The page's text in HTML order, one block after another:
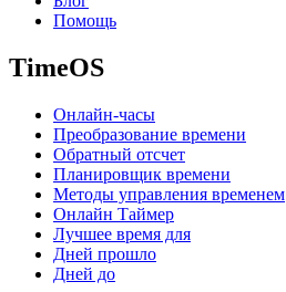
Помощь
TimeOS
Онлайн-часы
Преобразование времени
Обратный отсчет
Планировщик времени
Методы управления временем
Онлайн Таймер
Лучшее время для
Дней прошло
Дней до